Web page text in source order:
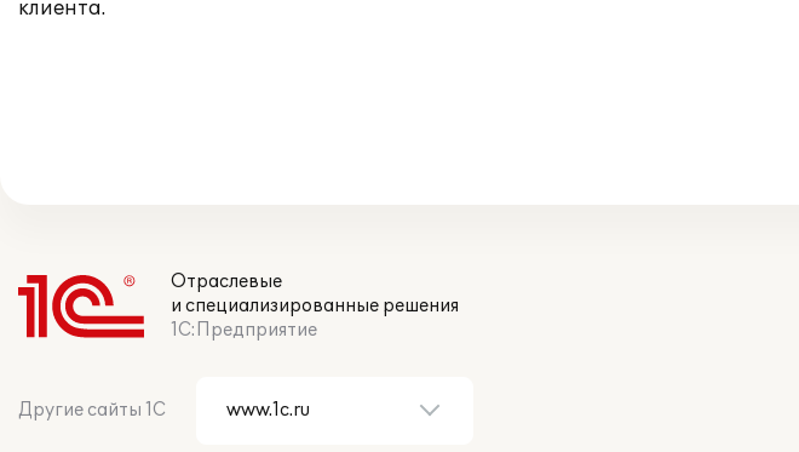
клиента.
Отраслевые
и специализированные решения
1С:Предприятие
Другие сайты 1С